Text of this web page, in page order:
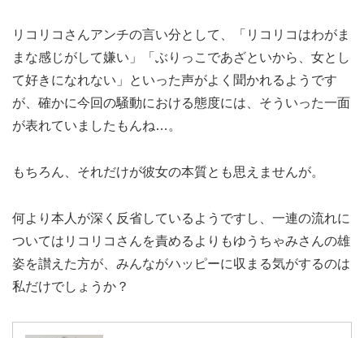
リコリコさんアンチの言い分として、「リコリコはわがま
まな感じがして嫌い」「ぶりっこであざといから、女とし
て好きになれない」といった声がよく聞かれるようです
が、確かに今回の騒動における態度には、そういった一面
が表れていましたもんね…。
もちろん、それだけが彼女の本質とも思えませんが。
何より本人が深く反省しているようですし、一連の流れに
ついてはリコリコさんを責めるよりもゆうちゃみさんの雄
姿を讃えた方が、みんながハッピーに収まる気がするのは
私だけでしょうか？